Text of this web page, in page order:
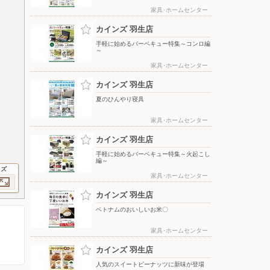
家具･ホームセンター
カインズ 羽生店
手軽に始めるバーベキュー特集～コンロ編
～
家具･ホームセンター
カインズ 羽生店
夏のひんやり寝具
家具･ホームセンター
カインズ 羽生店
手軽に始めるバーベキュー特集～火起こし
編～
家具･ホームセンター
カインズ 羽生店
ベトナムのおいしいお米〇
家具･ホームセンター
カインズ 羽生店
人気のスイートピーナッツに新味が登場